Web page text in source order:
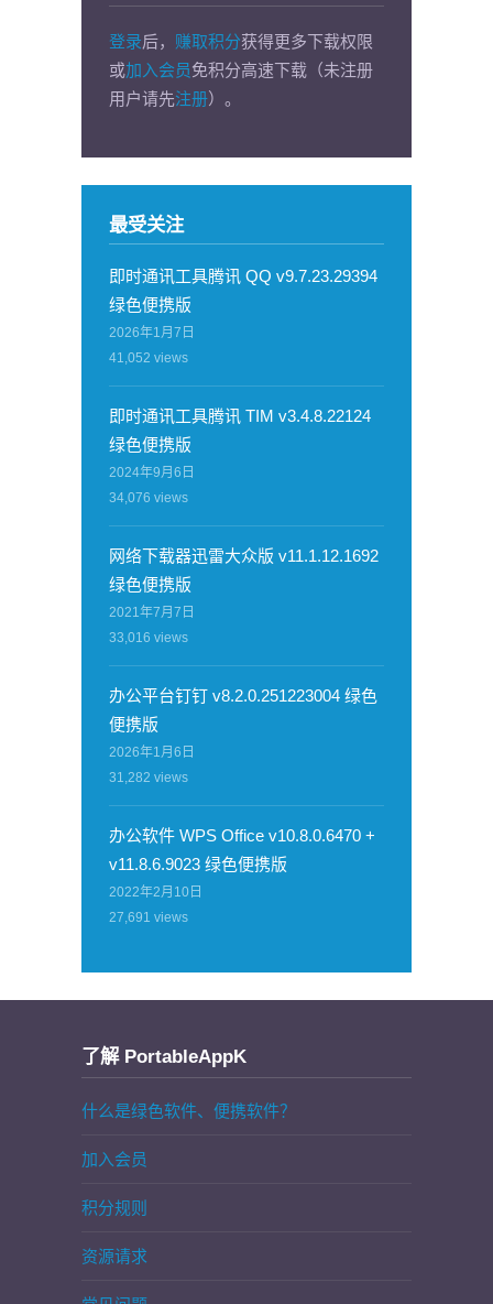
登录后， 赚取积分获得更多下载权限
或加入会员免积分高速下载（未注册
用户请先注册）。
最受关注
即时通讯工具腾讯 QQ v9.7.23.29394
绿色便携版
2026年1月7日
41,052 views
即时通讯工具腾讯 TIM v3.4.8.22124
绿色便携版
2024年9月6日
34,076 views
网络下载器迅雷大众版 v11.1.12.1692
绿色便携版
2021年7月7日
33,016 views
办公平台钉钉 v8.2.0.251223004 绿色
便携版
2026年1月6日
31,282 views
办公软件 WPS Office v10.8.0.6470 +
v11.8.6.9023 绿色便携版
2022年2月10日
27,691 views
了解 PortableAppK
什么是绿色软件、便携软件？
加入会员
积分规则
资源请求